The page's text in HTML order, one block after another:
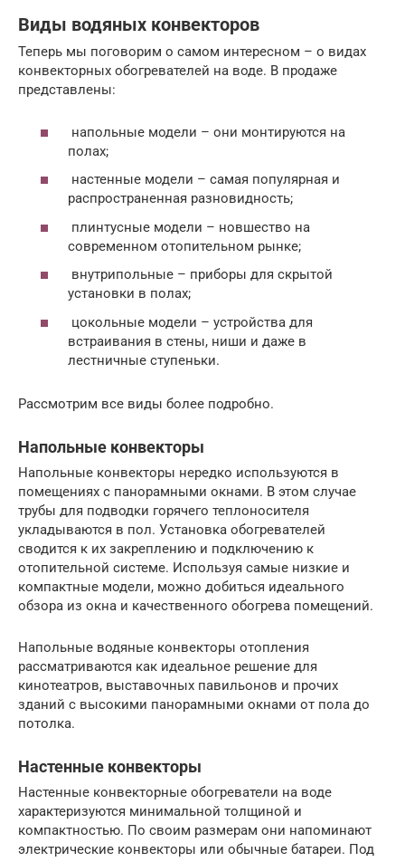
Виды водяных конвекторов
Теперь мы поговорим о самом интересном – о видах
конвекторных обогревателей на воде. В продаже
представлены:
напольные модели – они монтируются на
полах;
настенные модели – самая популярная и
распространенная разновидность;
плинтусные модели – новшество на
современном отопительном рынке;
внутрипольные – приборы для скрытой
установки в полах;
цокольные модели – устройства для
встраивания в стены, ниши и даже в
лестничные ступеньки.
Рассмотрим все виды более подробно.
Напольные конвекторы
Напольные конвекторы нередко используются в
помещениях с панорамными окнами. В этом случае
трубы для подводки горячего теплоносителя
укладываются в пол. Установка обогревателей
сводится к их закреплению и подключению к
отопительной системе. Используя самые низкие и
компактные модели, можно добиться идеального
обзора из окна и качественного обогрева помещений.
Напольные водяные конвекторы отопления
рассматриваются как идеальное решение для
кинотеатров, выставочных павильонов и прочих
зданий с высокими панорамными окнами от пола до
потолка.
Настенные конвекторы
Настенные конвекторные обогреватели на воде
характеризуются минимальной толщиной и
компактностью. По своим размерам они напоминают
электрические конвекторы или обычные батареи. Под